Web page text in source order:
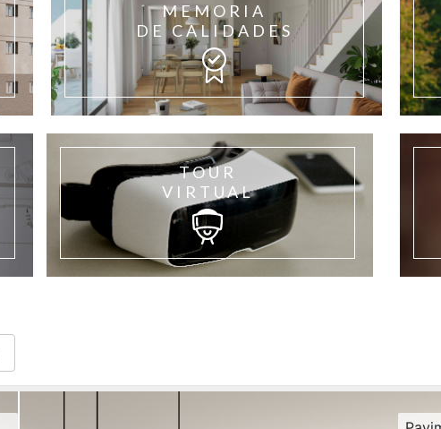
MEMORIA
DE CALIDADES
TOUR
VIRTUAL